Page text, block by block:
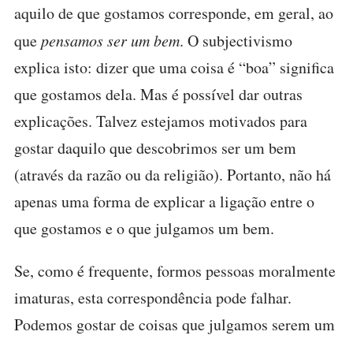
aquilo de que gostamos corresponde, em geral, ao
quepensamos ser um bem. O subjectivismo
explica isto: dizer que uma coisa é “boa” significa
que gostamos dela. Mas é possível dar outras
explicações. Talvez estejamos motivados para
gostar daquilo que descobrimos ser um bem
(através da razão ou da religião). Portanto, não há
apenas uma forma de explicar a ligação entre o
que gostamos e o que julgamos um bem.
Se, como é frequente, formos pessoas moralmente
imaturas, esta correspondência pode falhar.
Podemos gostar de coisas que julgamos serem um